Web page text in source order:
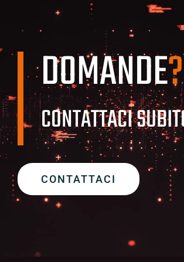
DOMANDE?
CONTATTACI
CONTATTACI